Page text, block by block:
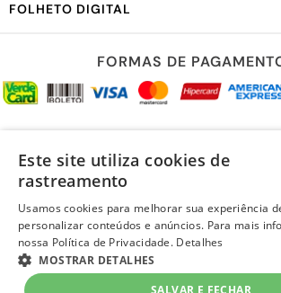
FOLHETO DIGITAL
FORMAS DE
LOJA SEGURA
Este site utiliza cookies de
rastreamento
Usamos cookies para melhorar sua experiência
personalizar conteúdos e anúncios. Para mais
nossa Política de Privacidade. Detalhes
MOSTRAR DETALHES
SALVAR E FECHAR